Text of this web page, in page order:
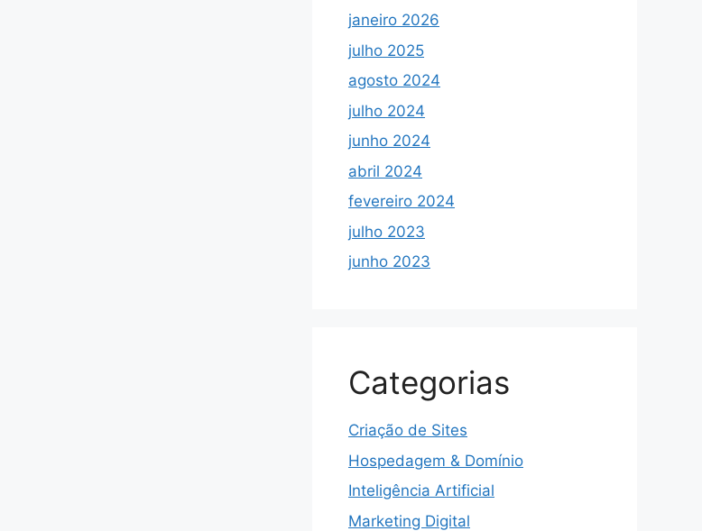
janeiro 2026
julho 2025
agosto 2024
julho 2024
junho 2024
abril 2024
fevereiro 2024
julho 2023
junho 2023
Categorias
Criação de Sites
Hospedagem & Domínio
Inteligência Artificial
Marketing Digital